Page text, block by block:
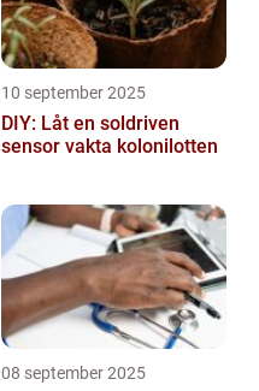
10 september 2025
DIY: Låt en soldriven
sensor vakta kolonilotten
08 september 2025